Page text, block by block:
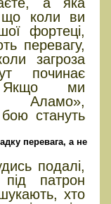
що коли ви
фортеці,
перевагу,
загроза
починає
Якщо ми
Аламо»,
стануть
перевага, а не
подалі,
патрон
хто